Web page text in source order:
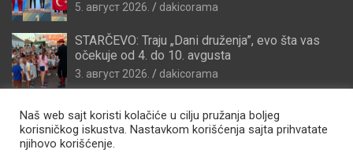
5. август 2026. dakicorama
STARČEVO: Traju „Dani druženja”, evo šta vas
očekuje od 4. do 10. avgusta
3. август 2026. dakicorama
Naš web sajt koristi kolačiće u cilju pružanja boljeg
korisničkog iskustva. Nastavkom korišćenja sajta prihvatate
njihovo korišćenje.